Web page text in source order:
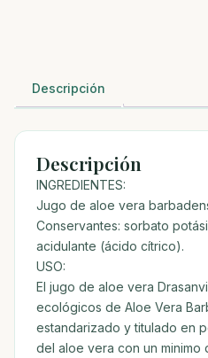
Descripción
Descripción
INGREDIENTES:
Jugo de aloe vera
Conservantes: sorbato
acidulante (ácido cítrico).
USO:
El jugo de aloe vera
ecológicos de Aloe Vera
estandarizado y titulado en
del aloe vera con un minimo